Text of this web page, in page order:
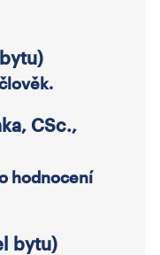
CSc.,
hodnocení
bytu)